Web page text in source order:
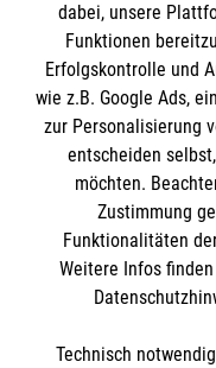
Spendenkonto
Empfänger:
IBAN: DE10 3706
BIC: GENODED
dabei, unsere
Funktionen
Erfolgskontrolle und
wie z.B. Google Ads,
zur Personalisierung
entscheiden
möchten.
Zustimmung
Funktionalitäten
Weitere Infos
Technisch